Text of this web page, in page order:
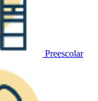
Preescolar